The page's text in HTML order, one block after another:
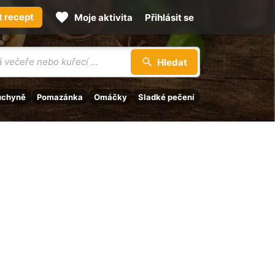
Hledat
Pomazánka Omáčky Sladké pečení
recept Moje aktivita Přihlásit se